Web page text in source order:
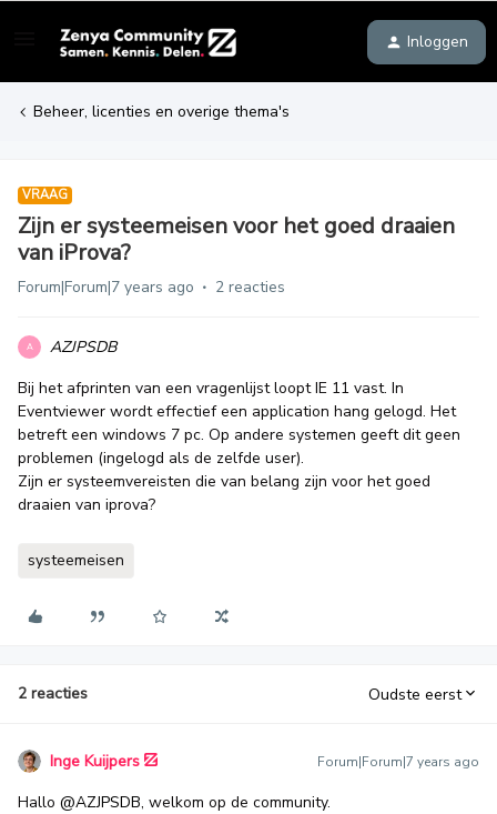
Inloggen
Beheer, licenties en overige thema's
VRAAG
Zijn er systeemeisen voor het goed draaien
van iProva?
Forum|Forum|7 years ago 2 reacties
A
AZJPSDB
Bij het afprinten van een vragenlijst loopt IE 11 vast. In
Eventviewer wordt effectief een application hang gelogd. Het
betreft een windows 7 pc. Op andere systemen geeft dit geen
problemen (ingelogd als de zelfde user).
Zijn er systeemvereisten die van belang zijn voor het goed
draaien van iprova?
systeemeisen
2 reacties Oudste eerst
Inge Kuijpers Forum|Forum|7 years ago
Hallo @AZJPSDB, welkom op de community.